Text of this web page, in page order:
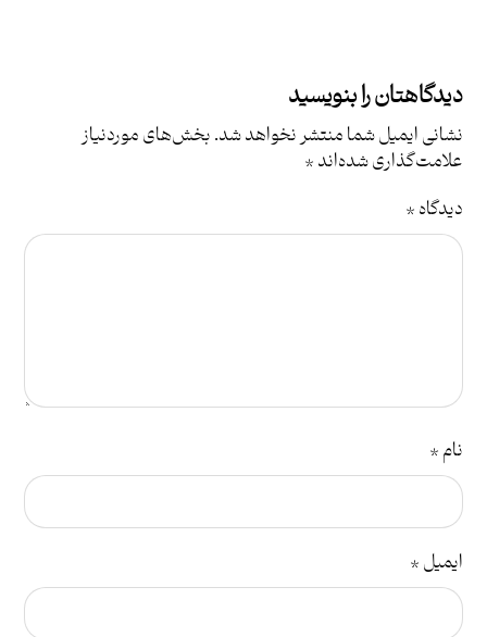
دیدگاهتان را بنویسید
نشانی ایمیل شما منتشر نخواهد شد.بخش‌های موردنیاز
علامت‌گذاری شده‌اند*
دیدگاه*
نام*
ایمیل*